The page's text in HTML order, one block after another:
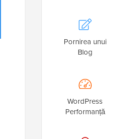
Pornirea unui
Blog
WordPress
Performanță